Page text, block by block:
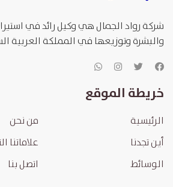
شركة رواد الجمال هي وكيل رائد في
والبشرة وتوزيعها في المملكة العربية
خريطة الموقع
الرئيسية
من نحن
أين تجدنا
علاماتنا
الوسائط
اتصل بنا